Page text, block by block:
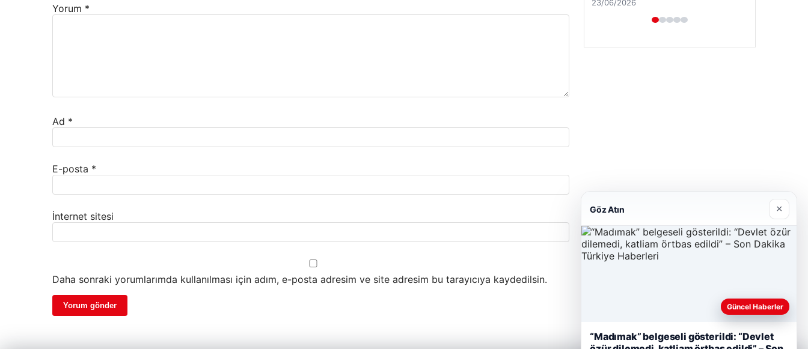
Yorum *
Ad *
E-posta *
İnternet sitesi
Daha sonraki yorumlarımda kullanılması için adım, e-posta adresim ve site adresim bu tarayıcıya kaydedilsin.
26/05/2026
Göz Atın ×
Güncel Haberler
“Madımak” belgeseli gösterildi: “Devlet